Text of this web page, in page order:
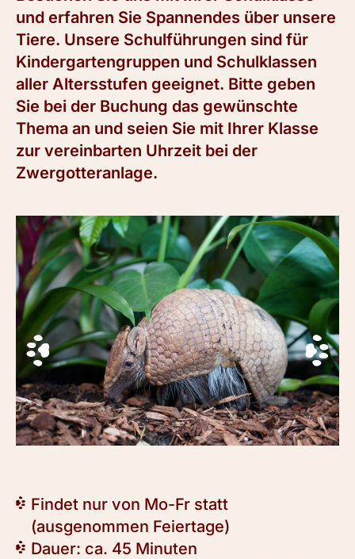
und erfahren Sie Spannendes über unsere
Tiere. Unsere Schulführungen sind für
Kindergartengruppen und Schulklassen
aller Altersstufen geeignet. Bitte geben
Sie bei der Buchung das gewünschte
Thema an und seien Sie mit Ihrer Klasse
zur vereinbarten Uhrzeit bei der
Zwergotteranlage.
Findet nur von Mo-Fr statt
(ausgenommen Feiertage)
Dauer: ca. 45 Minuten